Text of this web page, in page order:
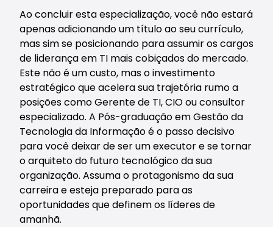
Ao concluir esta especialização, você não estará
apenas adicionando um título ao seu currículo,
mas sim se posicionando para assumir os cargos
de liderança em TI mais cobiçados do mercado.
Este não é um custo, mas o investimento
estratégico que acelera sua trajetória rumo a
posições como Gerente de TI, CIO ou consultor
especializado. A Pós-graduação em Gestão da
Tecnologia da Informação é o passo decisivo
para você deixar de ser um executor e se tornar
o arquiteto do futuro tecnológico da sua
organização. Assuma o protagonismo da sua
carreira e esteja preparado para as
oportunidades que definem os líderes de
amanhã.